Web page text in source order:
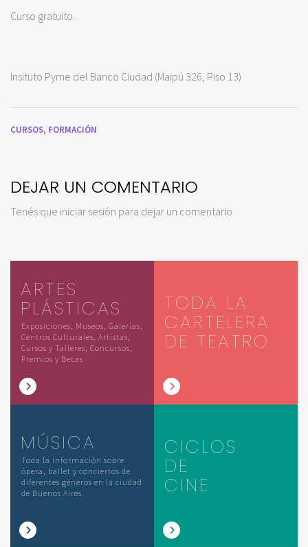
Curso gratuito.
Insituto Pyme del Banco Ciudad (Maipú 326, Piso 13)
CURSOS, FORMACIÓN
DEJAR UN COMENTARIO
Tenés que iniciar sesión para dejar un comentario
ARTES
PLÁSTICAS
Exposiciones, Museos, Galerías,
Centros Culturales, Artistas,
Cursos y Talleres, Concursos,
Premios y Becas
TODA LA
CARTELERA
DE TEATRO
MÚSICA
Toda la información sobre
ópera, ballet y conciertos de
diferentes géneros en la ciudad
de Buenos Aires
CICLOS
DE
CINE